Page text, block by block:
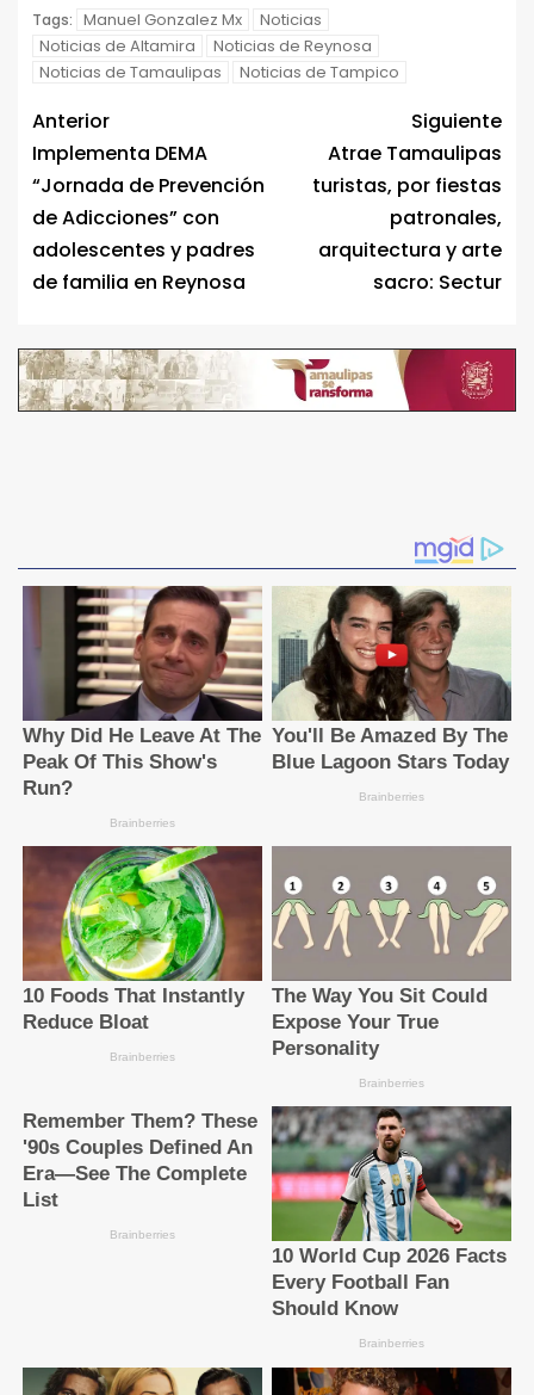
Tags: Manuel Gonzalez Mx
Noticias
Noticias de Altamira
Noticias de Reynosa
Noticias de Tamaulipas
Noticias de Tampico
Anterior
Implementa DEMA
“Jornada de Prevención
de Adicciones” con
adolescentes y padres
de familia en Reynosa
Siguiente
Atrae Tamaulipas
turistas, por fiestas
patronales,
arquitectura y arte
sacro: Sectur